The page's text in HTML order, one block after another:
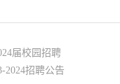
届校园招聘
2024招聘公告